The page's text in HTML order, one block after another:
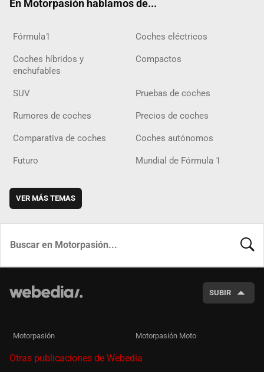
En Motorpasión hablamos de...
Fórmula1 Coches eléctricos
Coches híbridos y
enchufables
Compactos
SUV Pruebas de coches
Rumores de coches Precios de coches
Comparativa de coches Coches autónomos
Futuro Mundial de Fórmula 1
VER MÁS TEMAS
SUBIR
Motorpasión Motorpasión Moto
Otras publicaciones de Webedia